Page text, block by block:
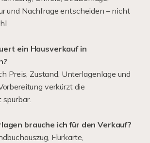
und Nachfrage entscheiden – nicht
ein Hausverkauf in
Preis, Zustand, Unterlagenlage und
verkürzt die
spürbar.
brauche ich für den Verkauf?
Flurkarte,